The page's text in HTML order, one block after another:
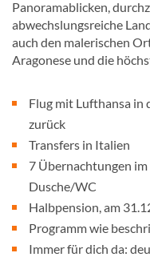
Panoramablicken,
abwechslungsreiche
auch den malerischen
Aragonese und die
Flug mit Lufthansa in
zurück
Transfers in Italien
7 Übernachtungen
Dusche/WC
Halbpension, am
Programm wie
Immer für dich da: